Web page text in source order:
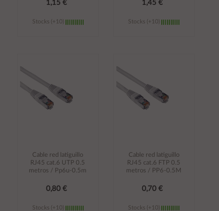
1,15 €
Stocks (+10)
1,45 €
Stocks (+10)
Cable red latiguillo
RJ45 cat.6 UTP 0.5
metros / Pp6u-0.5m
0,80 €
Stocks (+10)
Cable red latiguillo
RJ45 cat.6 FTP 0.5
metros / PP6-0.5M
0,70 €
Stocks (+10)